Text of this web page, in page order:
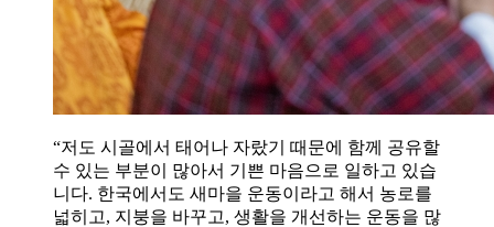
“저도 시골에서 태어나 자랐기 때문에 함께 공유할
수 있는 부분이 많아서 기쁜 마음으로 일하고 있습
니다. 한국에서도 새마을 운동이라고 해서 농로를
넓히고, 지붕을 바꾸고, 생활을 개선하는 운동을 많